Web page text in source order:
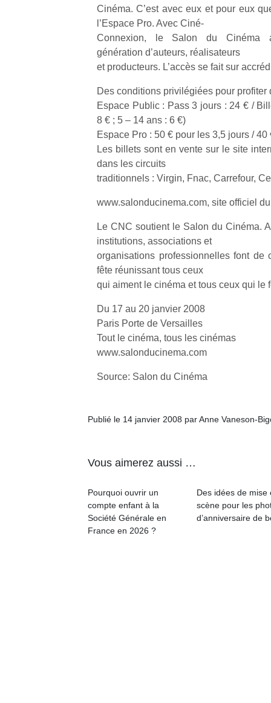
Cinéma. C’est avec eux et pour eux
l’Espace Pro. Avec Ciné-
Connexion, le Salon du Cinéma
génération d’auteurs, réalisateurs
et producteurs. L’accès se fait sur
Des conditions privilégiées pour profiter
Espace Public : Pass 3 jours : 24 € /
8 € ; 5 – 14 ans : 6 €)
Espace Pro : 50 € pour les 3,5 jours /
Les billets sont en vente sur le site
dans les circuits
traditionnels : Virgin, Fnac, Carrefour,
www.salonducinema.com, site officiel
Le CNC soutient le Salon du Cinéma.
institutions, associations et
organisations professionnelles font de
fête réunissant tous ceux
qui aiment le cinéma et tous ceux qui le
Du 17 au 20 janvier 2008
Paris Porte de Versailles
Tout le cinéma, tous les cinémas
www.salonducinema.com
Source: Salon du Cinéma
Publié le 14 janvier 2008 par Anne Vaneson-
Vous aimerez aussi …
Pourquoi ouvrir un
compte enfant à la
Société Générale en
France en 2026 ?
Des idées de mise
scène pour les
d’anniversaire de
à
une
trottinette
mécanique
Beeper
Les
enfants
souvent
d’énergie.
Varier les
occupations
toujours
divertissement,
apprentissage…
trampolines
pour les
grands et
les petits !
Durant les
et avec le
jours, c’est
l’occasion
pour les